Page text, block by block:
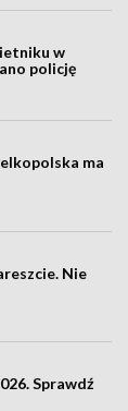
w
policję
ma
Nie
Sprawdź